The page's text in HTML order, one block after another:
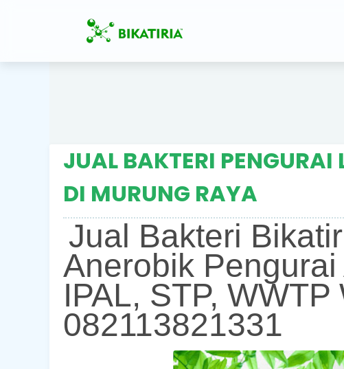
JUAL BAKTERI
DI MURUNG RAYA
Jual Bakteri
Anerobik
IPAL, STP, WWTP
082113821331